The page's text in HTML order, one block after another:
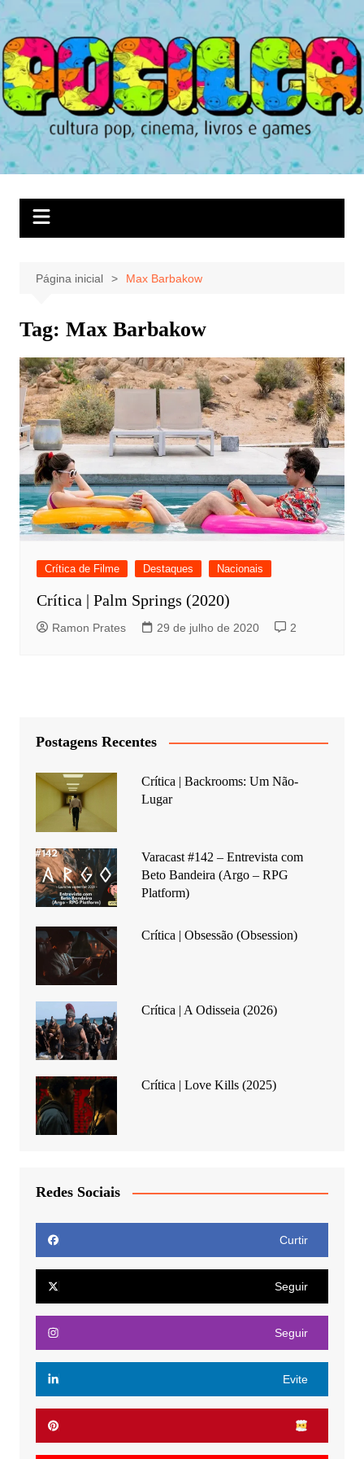
Ir
para
o
conteúdo
Página inicial Max Barbakow
Tag: Max Barbakow
Crítica de Filme Destaques Nacionais
Crítica | Palm Springs (2020)
Ramon Prates 29 de julho de 2020 2
Postagens Recentes
Crítica | Backrooms: Um Não-
Lugar
Varacast #142 – Entrevista com
Beto Bandeira (Argo – RPG
Platform)
Crítica | Obsessão (Obsession)
Crítica | A Odisseia (2026)
Crítica | Love Kills (2025)
Redes Sociais
Curtir
Seguir
Seguir
Evite